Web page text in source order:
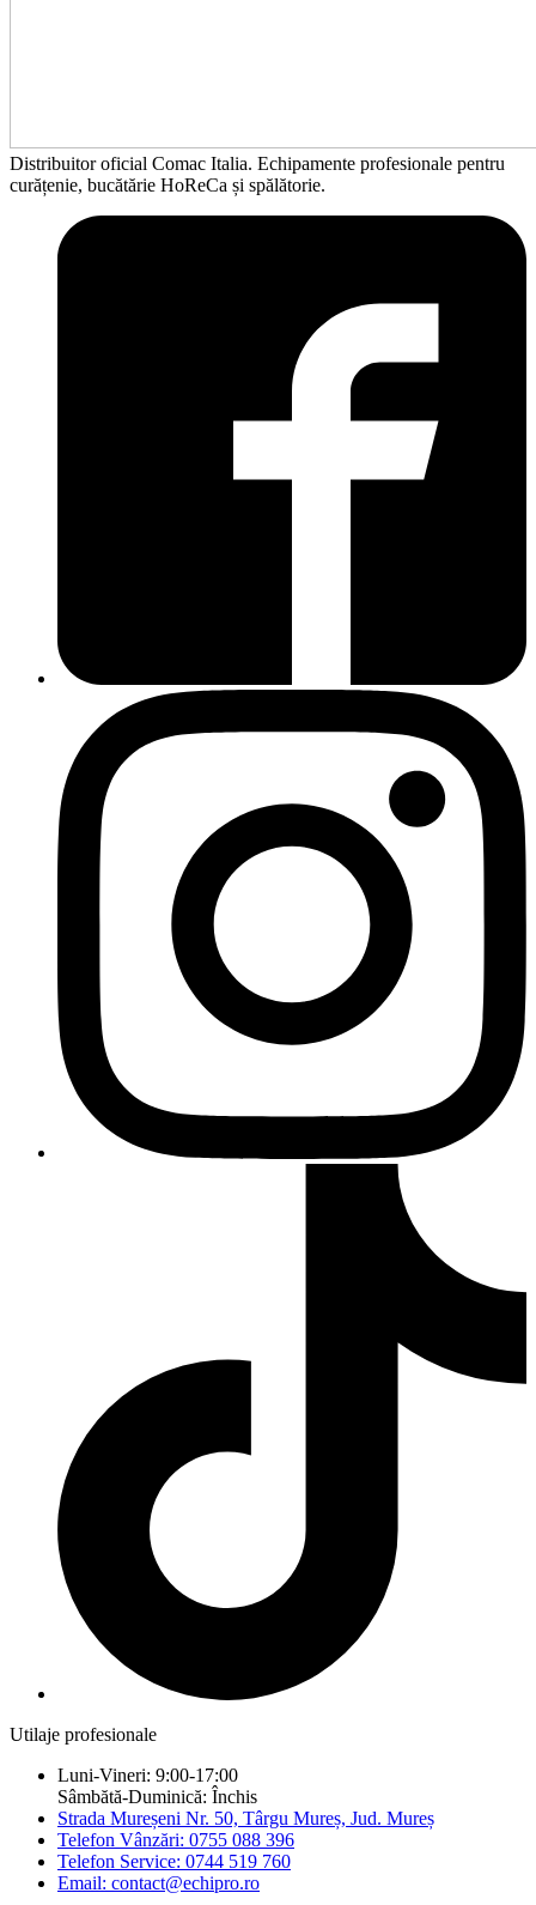
Distribuitor oficial Comac Italia. Echipamente profesionale pentru
curățenie, bucătărie HoReCa și spălătorie.
Utilaje profesionale
Luni-Vineri: 9:00-17:00
Sâmbătă-Duminică: Închis
Strada Mureșeni Nr. 50, Târgu Mureș, Jud. Mureș
Telefon Vânzări: 0755 088 396
Telefon Service: 0744 519 760
Email: contact@echipro.ro